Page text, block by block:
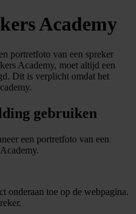
Academy
portretfoto van een spreker
Academy, moet altijd een
Dit is verplicht omdat het
gebruiken
een portretfoto van een
onderaan toe op de webpagina.